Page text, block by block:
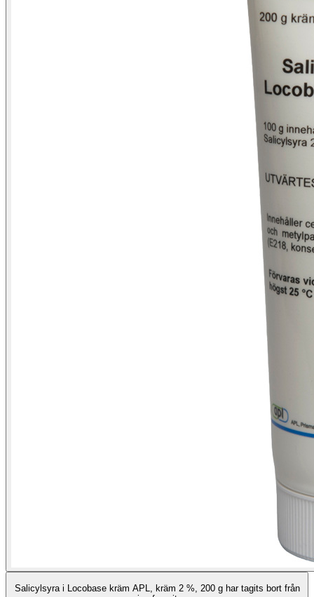
Salicylsyra i Locobase kräm APL, kräm 2 %, 200 g har tagits bort från